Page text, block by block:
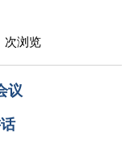
次浏览
议